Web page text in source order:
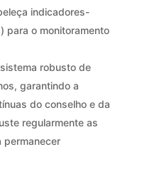
indicadores-
para o monitoramento
robusto de
garantindo a
do conselho e da
regularmente as
permanecer